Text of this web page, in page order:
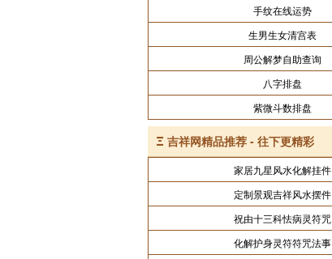
手纹在线运势
生男生女清宫表
周公解梦自助查询
八字排盘
紫微斗数排盘
Ξ 吉祥网精品推荐 - 往下更精彩
家居九星风水化解挂件
定制景观吉祥风水摆件
祝由十三科怯病灵符咒
化解护身灵符符咒法事